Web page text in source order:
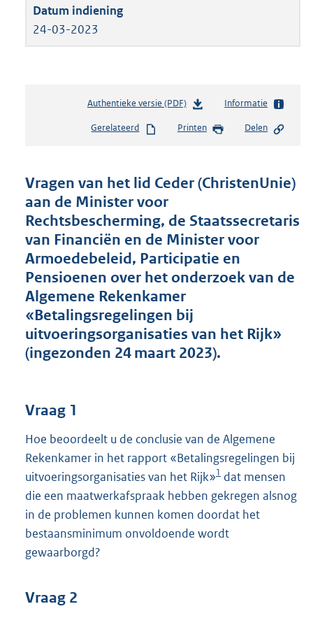
24-03-2023
Authentieke versie (PDF)b
s
d
g
r
o
t
e
:
3
8
Informatie
Gerelateerd Printen Delen
Vragen van het lid Ceder (ChristenUnie)
aan de Minister voor
Rechtsbescherming, de Staatssecretaris
van Financiën en de Minister voor
Armoedebeleid, Participatie en
Pensioenen over het onderzoek van de
Algemene Rekenkamer
«Betalingsregelingen bij
uitvoeringsorganisaties van het Rijk»
(ingezonden 24 maart 2023).
Vraag 1
Hoe beoordeelt u de conclusie van de Algemene
Rekenkamer in het rapport «Betalingsregelingen bij
uitvoeringsorganisaties van het Rijk»1 dat mensen
die een maatwerkafspraak hebben gekregen alsnog
in de problemen kunnen komen doordat het
bestaansminimum onvoldoende wordt
gewaarborgd?
Vraag 2